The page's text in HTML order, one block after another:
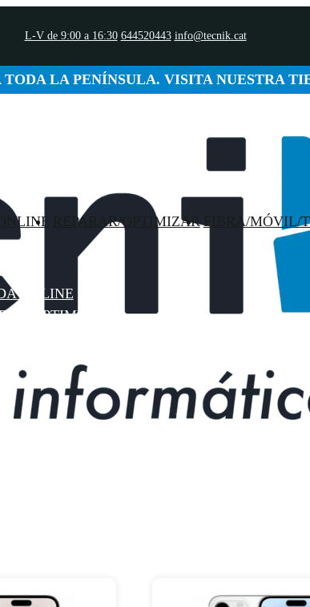
L-V de 9:00 a 16:30 644520443 info@tecnik.cat
LA PENÍNSULA. VISITA NUESTRA
REPARAR/OPTIMIZAR FIBRA/MÓVIL/
ONLINE
OPTIMIZAR